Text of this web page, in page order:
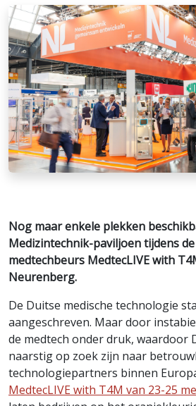
Nog maar enkele plekken
Medizintechnik-paviljoen tijdens
medtechbeurs MedtecLIVE with
Neurenberg.
De Duitse medische technologie
aangeschreven. Maar door
de medtech onder druk, waardoor
naarstig op zoek zijn naar
technologiepartners binnen
MedtecLIVE with T4M van 23-25